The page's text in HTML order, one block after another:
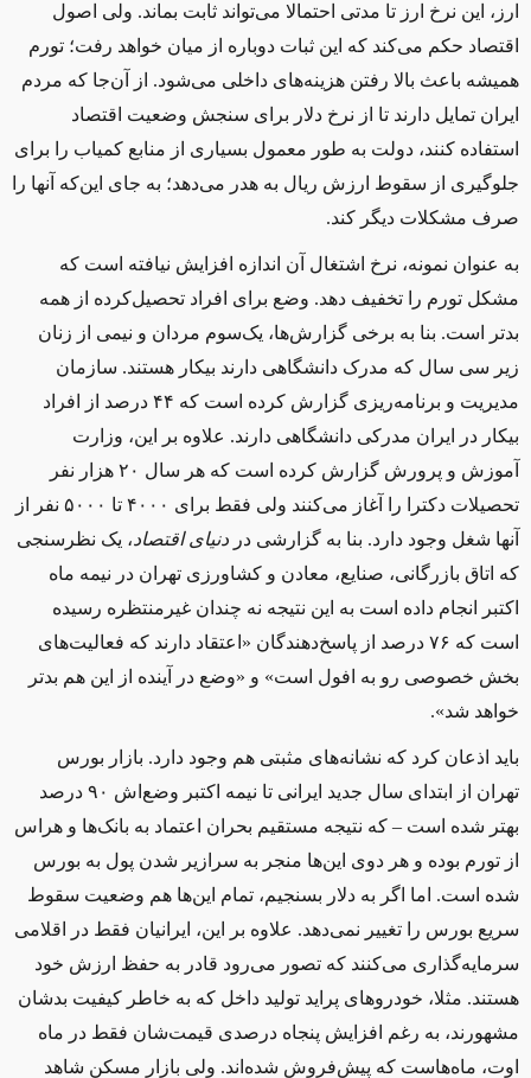
ارز، اين نرخ ارز تا مدتی احتمالا می‌تواند ثابت بماند. ولی اصول
اقتصاد حکم می‌‌کند که اين ثبات دوباره از ميان خواهد رفت؛ تورم
هميشه باعث بالا رفتن هزينه‌های داخلی می‌شود. از آن‌جا که مردم
ايران تمایل دارند تا از نرخ دلار برای سنجش وضعيت اقتصاد
استفاده کنند، دولت به طور معمول بسیاری از منابع کمیاب را برای
جلوگیری از سقوط ارزش ریال به هدر می‌دهد؛ به جای این‌که آنها را
صرف مشکلات دیگر کند.
به عنوان نمونه، نرخ اشتغال آن اندازه افزايش نیافته است که
مشکل تورم را تخفیف دهد. وضع برای افراد تحصيل‌کرده از همه
بدتر است. بنا به برخی گزارش‌ها، يک‌سوم مردان و نيمی از زنان
زير سی سال که مدرک دانشگاهی دارند بیکار هستند. سازمان
مديريت و برنامه‌ريزی گزارش کرده است که ۴۴ درصد از افراد
بيکار در ايران مدرکی دانشگاهی دارند. علاوه بر اين، وزارت
آموزش و پرورش گزارش کرده است که هر سال ۲۰ هزار نفر
تحصيلات دکترا را آغاز می‌کنند ولی فقط برای ۴۰۰۰ تا ۵۰۰۰ نفر از
آنها شغل وجود دارد. بنا به گزارشی در دنيای اقتصاد، يک نظرسنجی
که اتاق بازرگانی، صنايع، معادن و کشاورزی تهران در نيمه‌ ماه
اکتبر انجام داده است به اين نتيجه نه چندان غيرمنتظره رسيده
است که ۷۶ درصد از پاسخ‌دهندگان «اعتقاد دارند که فعاليت‌های
بخش خصوصی رو به افول است» و «وضع در آینده از اين هم بدتر
خواهد شد».
بايد اذعان کرد که نشانه‌های مثبتی هم وجود دارد. بازار بورس
تهران از ابتدای سال جديد ایرانی تا نيمه اکتبر وضع‌اش ۹۰ درصد
بهتر شده است – که نتيجه مستقیم بحران اعتماد به بانک‌ها و هراس
از تورم بوده و هر دوی اين‌ها منجر به سرازير شدن پول به بورس
شده است. اما اگر به دلار بسنجیم، تمام اين‌ها هم وضعيت سقوط
سريع بورس را تغيير نمی‌دهد. علاوه بر اين، ايرانيان فقط در اقلامی
سرمايه‌گذاری می‌کنند که تصور می‌رود قادر به حفظ ارزش خود
هستند. مثلا، خودروهای پرايد تولید داخل که به خاطر کيفيت بدشان
مشهورند، به رغم افزايش پنجاه درصدی قيمت‌شان فقط در ماه
اوت، ماه‌هاست که پيش‌فروش شده‌اند. ولی بازار مسکن شاهد